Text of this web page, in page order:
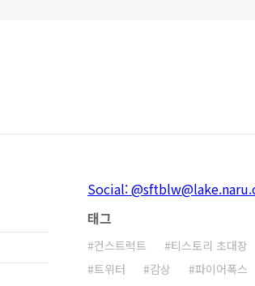
Social:
태그
컨스트럭트 티스토리 초대장
트위터
감상 파이어폭스